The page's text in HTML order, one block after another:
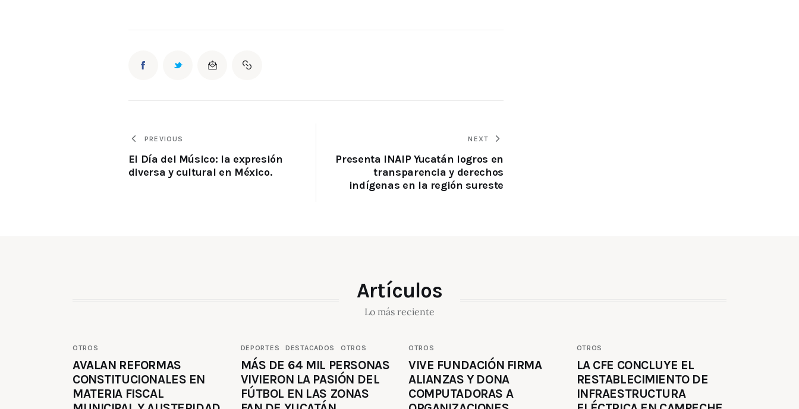
PREVIOUS
El Día del Músico: la expresión
diversa y cultural en México.
NEXT
Presenta INAIP Yucatán logros en
transparencia y derechos
indígenas en la región sureste
Artículos
Lo más reciente
OTROS
AVALAN REFORMAS
CONSTITUCIONALES EN
MATERIA FISCAL
DEPORTES DESTACADOS OTROS
MÁS DE 64 MIL PERSONAS
VIVIERON LA PASIÓN DEL
FÚTBOL EN LAS ZONAS
OTROS
VIVE FUNDACIÓN FIRMA
ALIANZAS Y DONA
COMPUTADORAS A
OTROS
LA CFE CONCLUYE EL
RESTABLECIMIENTO DE
INFRAESTRUCTURA